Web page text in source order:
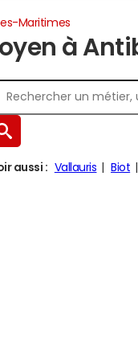
Maritimes
à
aussi : Vallauris Biot